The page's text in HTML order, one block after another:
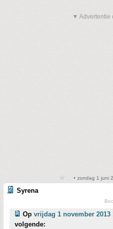
▼ Advertentie
• zondag 1 juni
Syrena
Op vrijdag 1 november 2013
volgende: